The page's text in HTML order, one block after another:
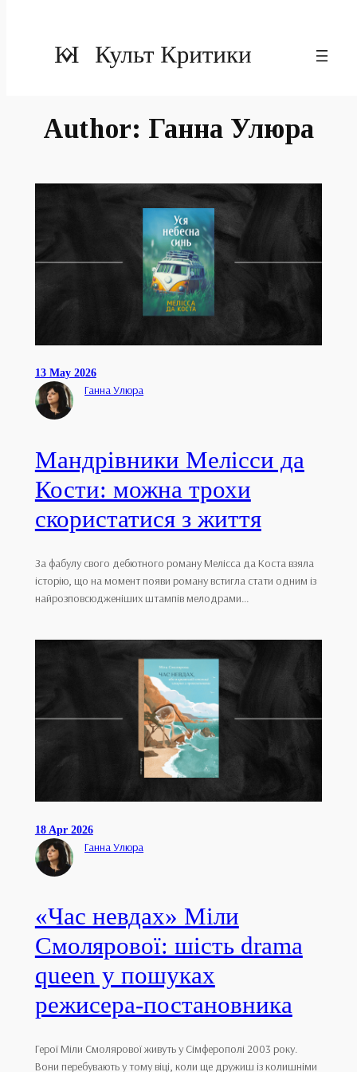
Author: Ганна Улюра
13 May 2026
Ганна Улюра
Мандрівники Мелісси да
Кости: можна трохи
скористатися з життя
За фабулу свого дебютного роману Мелісса да Коста взяла
історію, що на момент появи роману встигла стати одним із
найрозповсюдженіших штампів мелодрами…
18 Apr 2026
Ганна Улюра
«Час невдах» Міли
Смолярової: шість drama
queen у пошуках
режисера-постановника
Герої Міли Смолярової живуть у Сімферополі 2003 року.
Вони перебувають у тому віці, коли ще дружиш із колишніми